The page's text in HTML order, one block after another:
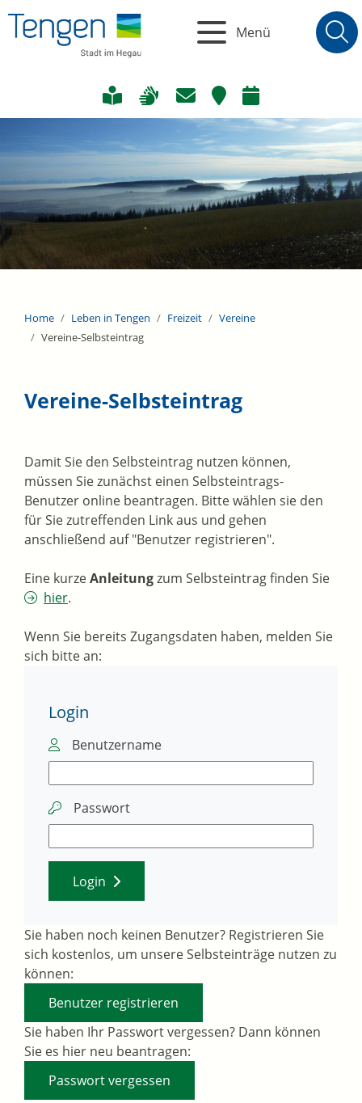
Menü
Home Leben in Tengen Freizeit
Vereine
Vereine-Selbsteintrag
Vereine-Selbsteintrag
Damit Sie den Selbsteintrag nutzen können,
müssen Sie zunächst einen Selbsteintrags-
Benutzer online beantragen. Bitte wählen sie den
für Sie zutreffenden Link aus und gehen
anschließend auf "Benutzer registrieren".
Eine kurzeAnleitungzum Selbsteintrag finden Sie
hier.
Wenn Sie bereits Zugangsdaten haben, melden Sie
sich bitte an:
Login
Benutzername
Passwort
Login
Sie haben noch keinen Benutzer? Registrieren Sie
sich kostenlos, um unsere Selbsteinträge nutzen zu
können:
Benutzer registrieren
Sie haben Ihr Passwort vergessen? Dann können
Sie es hier neu beantragen:
Passwort vergessen